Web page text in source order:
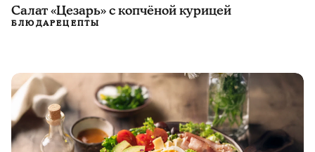
Салат «Цезарь» с копчёной курицей
БЛЮДАРЕЦЕПТЫ